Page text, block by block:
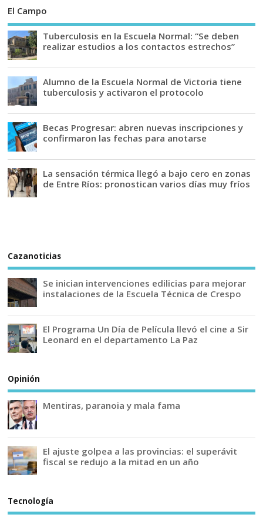
El Campo
Tuberculosis en la Escuela Normal: “Se deben
realizar estudios a los contactos estrechos”
Alumno de la Escuela Normal de Victoria tiene
tuberculosis y activaron el protocolo
Becas Progresar: abren nuevas inscripciones y
confirmaron las fechas para anotarse
La sensación térmica llegó a bajo cero en zonas
de Entre Ríos: pronostican varios días muy fríos
Cazanoticias
Se inician intervenciones edilicias para mejorar
instalaciones de la Escuela Técnica de Crespo
El Programa Un Día de Película llevó el cine a Sir
Leonard en el departamento La Paz
Opinión
Mentiras, paranoia y mala fama
El ajuste golpea a las provincias: el superávit
fiscal se redujo a la mitad en un año
Tecnología